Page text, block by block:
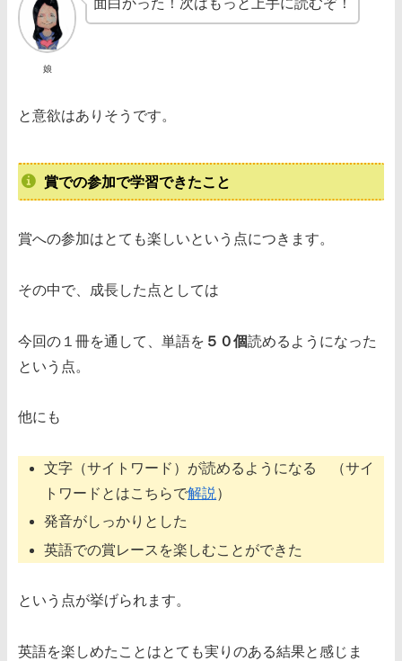
娘
面白かった！次はもっと上手に読むぞ！
と意欲はありそうです。
賞での参加で学習できたこと
賞への参加はとても楽しいという点につきます。
その中で、成長した点としては
今回の１冊を通して、単語を ５０個読めるようになった
という点。
他にも
文字（サイトワード）が読めるようになる （サイ
トワードとはこちらで解説 ）
発音がしっかりとした
英語での賞レースを楽しむことができた
という点が挙げられます。
英語を楽しめたことはとても実りのある結果と感じま